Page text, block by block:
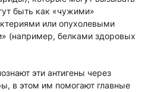
быть как «чужими»
или опухолевыми
(например, белками здоровых
эти антигены через
в этом им помогают главные